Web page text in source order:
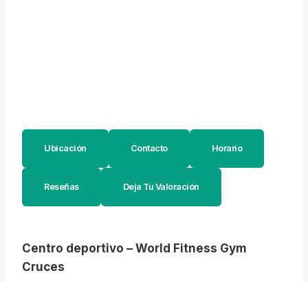
Ubicación Contacto Horario
Reseñas Deja Tu Valoración
Centro deportivo – World Fitness Gym
Cruces